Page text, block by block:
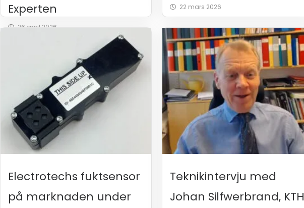
Experten
26 april 2026
22 mars 2026
Electrotechs fuktsensor
på marknaden under
Teknikintervju med
Johan Silfwerbrand, KTH